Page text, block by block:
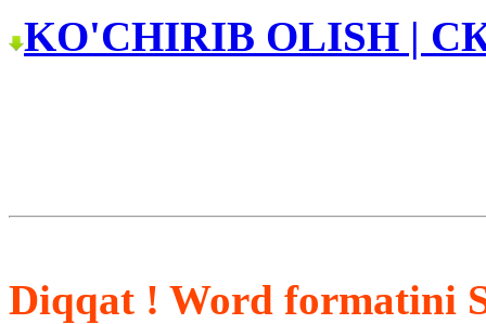
KO'CHIRIB OLISH |
Diqqat ! Word formatini